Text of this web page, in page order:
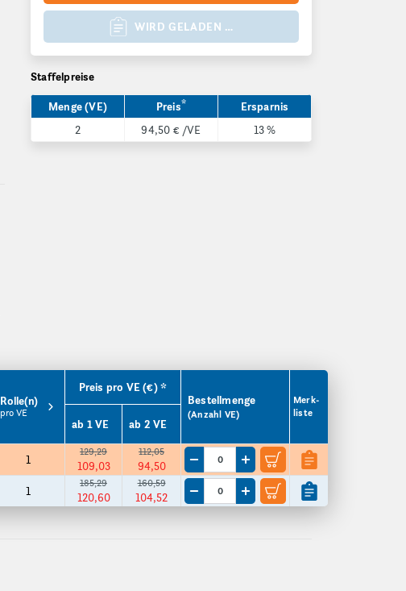
WIRD GELADEN …
Staffelpreise
Menge (VE) Preis*
Ersparnis
2
94,50 € /VE 13 %
Rolle(n)
pro VE
Preis pro VE (€) *
Bestellmenge
(Anzahl VE)
Merk­
liste
ab 1 VE ab 2 VE
1
129,29
109,03
112,05
94,50 Menge um eine VE reduzieren
Menge um eine VE erhöhen
1
185,29
120,60
160,59
104,52 Menge um eine VE reduzieren
Menge um eine VE erhöhen